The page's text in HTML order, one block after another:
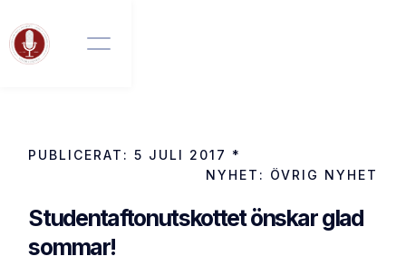
PUBLICERAT:5 JULI 2017 *
NYHET: ÖVRIG NYHET
Studentaftonutskottet önskar glad
sommar!